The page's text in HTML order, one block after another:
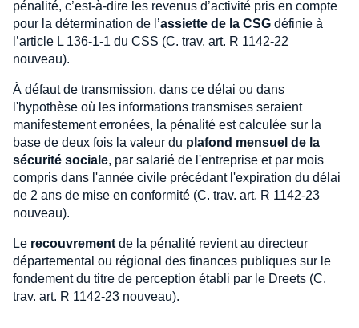
pénalité, c’est-à-dire les revenus d’activité pris en compte
pour la détermination de l’assiette de la CSG définie à
l’article L 136-1-1 du CSS (C. trav. art. R 1142-22
nouveau).
À défaut de transmission, dans ce délai ou dans
l'hypothèse où les informations transmises seraient
manifestement erronées, la pénalité est calculée sur la
base de deux fois la valeur du plafond mensuel de la
sécurité sociale, par salarié de l'entreprise et par mois
compris dans l'année civile précédant l'expiration du délai
de 2 ans de mise en conformité (C. trav. art. R 1142-23
nouveau).
Le recouvrement de la pénalité revient au directeur
départemental ou régional des finances publiques sur le
fondement du titre de perception établi par le Dreets (C.
trav. art. R 1142-23 nouveau).